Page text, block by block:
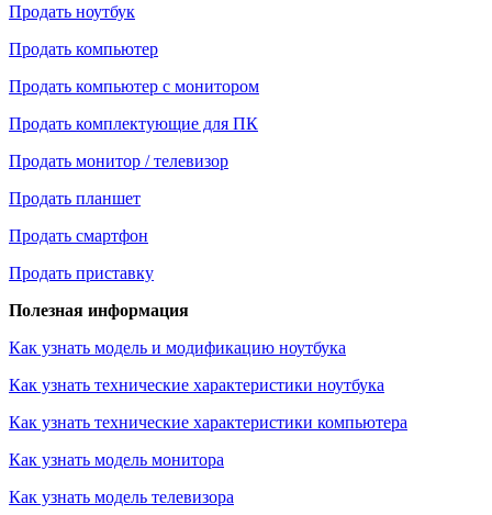
Продать ноутбук
Продать компьютер
Продать компьютер с монитором
Продать комплектующие для ПК
Продать монитор / телевизор
Продать планшет
Продать смартфон
Продать приставку
Полезная информация
Как узнать модель и модификацию ноутбука
Как узнать технические характеристики ноутбука
Как узнать технические характеристики компьютера
Как узнать модель монитора
Как узнать модель телевизора